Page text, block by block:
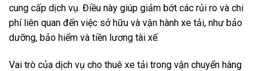
cung cấp dịch vụ. Điều này giúp giảm bớt các rủi ro và chi
phí liên quan đến việc sở hữu và vận hành xe tải, như bảo
dưỡng, bảo hiểm và tiền lương tài xế.
Vai trò của dịch vụ cho thuê xe tải trong vận chuyển hàng